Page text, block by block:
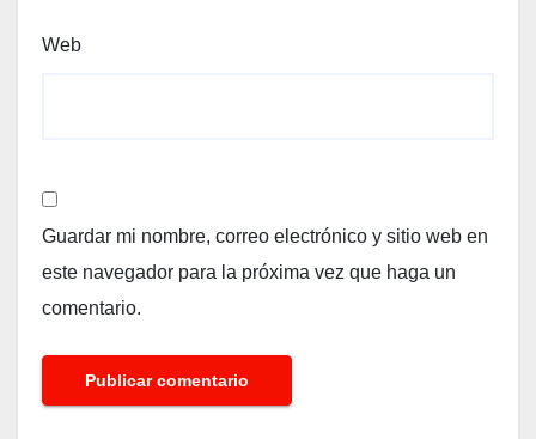
Web
Guardar mi nombre, correo electrónico y sitio web en
este navegador para la próxima vez que haga un
comentario.